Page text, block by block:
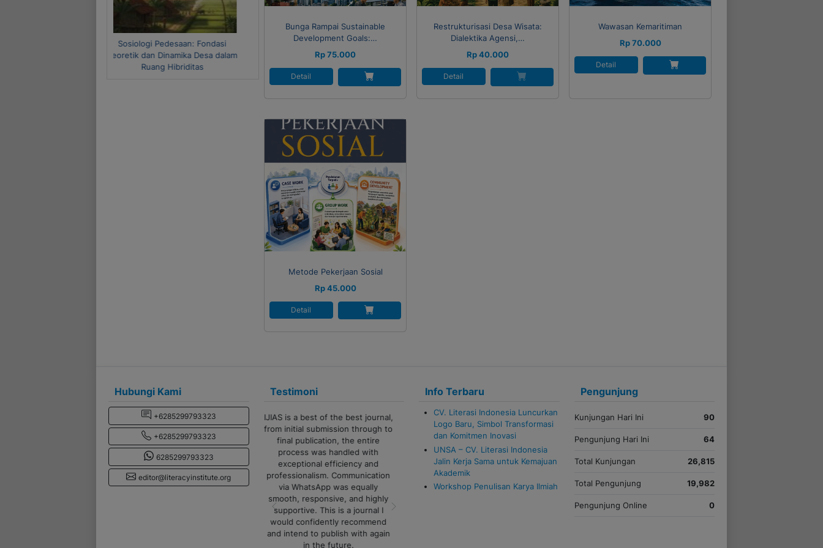
Bunga Rampai Sustainable
Development Goals:…
Rp 75.000
Detail
Restrukturisasi Desa Wisata:
Dialektika Agensi,…
Rp 40.000
Detail
Wawasan Kemaritiman
Rp 70.000
Detail
Metode Pekerjaan Sosial
Rp 45.000
Detail
Metode Riset Kuantitatif dan
Kualitatif
Hubungi Kami
+6285299793323
+6285299793323
6285299793323
editor@literacyinstitute.org
Testimoni
Terima kasih banyak untuk admin
CV Literasi Indonesia!
Pelayanannya cepat, responsif,
dan sangat membantu sekali.
Proses komunikasi juga lancar,
sangat ramah serta semua
pertanyaan dijawab dengan jelas.
Sukses selalu untuk tim Literasi
Indonesia!
Alfi Khoiriyyah - Lampung
Previous
Info Terbaru
CV. Literasi Indonesia Luncurkan
Logo Baru, Simbol Transformasi
dan Komitmen Inovasi
UNSA – CV. Literasi Indonesia
Jalin Kerja Sama untuk Kemajuan
Akademik
Workshop Penulisan Karya Ilmiah
Pengunjung
Kunjungan Hari Ini 90
Pengunjung Hari Ini 64
Total Kunjungan 26,815
Total Pengunjung 19,982
Pengunjung Online 0